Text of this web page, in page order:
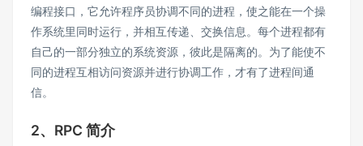
编程接口，它允许程序员协调不同的进程，使之能在一个操
作系统里同时运行，并相互传递、交换信息。每个进程都有
自己的一部分独立的系统资源，彼此是隔离的。为了能使不
同的进程互相访问资源并进行协调工作，才有了进程间通
信。
2、RPC 简介